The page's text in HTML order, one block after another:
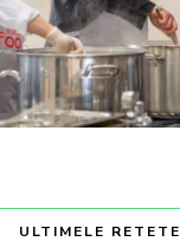
ULTIMELE RETETE